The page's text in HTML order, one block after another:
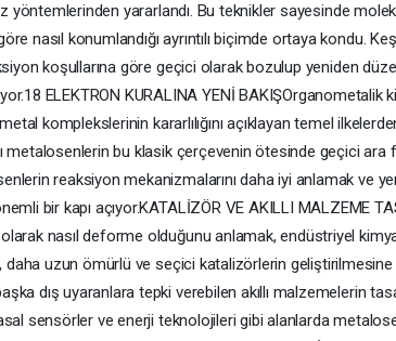
yararlandı. Bu teknikler sayesinde
nasıl konumlandığı ayrıntılı biçimde ortaya kondu.
koşullarına göre geçici olarak bozulup yeniden
ELEKTRON KURALINA YENİ BAKIŞOrganometalik
komplekslerinin kararlılığını açıklayan temel
metalosenlerin bu klasik çerçevenin ötesinde geçici
reaksiyon mekanizmalarını daha iyi anlamak ve
bir kapı açıyor.KATALİZÖR VE AKILLI MALZEME
nasıl deforme olduğunu anlamak, endüstriyel
uzun ömürlü ve seçici katalizörlerin geliştirilmesine
dış uyaranlara tepki verebilen akıllı malzemelerin
sensörler ve enerji teknolojileri gibi alanlarda